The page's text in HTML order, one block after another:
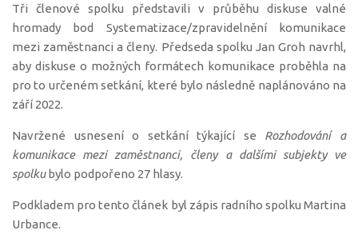
Tři členové spolku představili v průběhu diskuse valné
hromady bod Systematizace/zpravidelnění komunikace
mezi zaměstnanci a členy. Předseda spolku Jan Groh navrhl,
aby diskuse o možných formátech komunikace proběhla na
pro to určeném setkání, které bylo následně naplánováno na
září 2022.
Navržené usnesení o setkání týkající se Rozhodování a
komunikace mezi zaměstnanci, členy a dalšími subjekty ve
spolkubylo podpořeno 27 hlasy.
Podkladem pro tento článek byl zápis radního spolku Martina
Urbance.